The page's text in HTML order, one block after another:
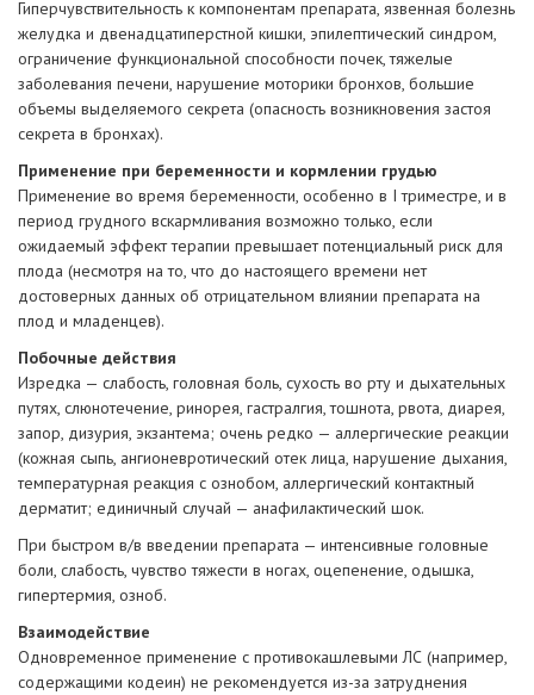
Гиперчувствительность к компонентам препарата, язвенная болезнь
желудка и двенадцатиперстной кишки, эпилептический синдром,
ограничение функциональной способности почек, тяжелые
заболевания печени, нарушение моторики бронхов, большие
объемы выделяемого секрета (опасность возникновения застоя
секрета в бронхах).
Применение при беременности и кормлении грудью
Применение во время беременности, особенно в I триместре, и в
период грудного вскармливания возможно только, если
ожидаемый эффект терапии превышает потенциальный риск для
плода (несмотря на то, что до настоящего времени нет
достоверных данных об отрицательном влиянии препарата на
плод и младенцев).
Побочные действия
Изредка — слабость, головная боль, сухость во рту и дыхательных
путях, слюнотечение, ринорея, гастралгия, тошнота, рвота, диарея,
запор, дизурия, экзантема; очень редко — аллергические реакции
(кожная сыпь, ангионевротический отек лица, нарушение дыхания,
температурная реакция с ознобом, аллергический контактный
дерматит; единичный случай — анафилактический шок.
При быстром в/в введении препарата — интенсивные головные
боли, слабость, чувство тяжести в ногах, оцепенение, одышка,
гипертермия, озноб.
Взаимодействие
Одновременное применение с противокашлевыми ЛС (например,
содержащими кодеин) не рекомендуется из-за затруднения